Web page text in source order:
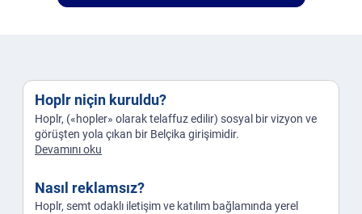
Hoplr niçin kuruldu?
Hoplr, («hopler» olarak telaffuz edilir) sosyal bir vizyon ve
görüşten yola çıkan bir Belçika girişimidir.
Devamını oku
Nasıl reklamsız?
Hoplr, semt odaklı iletişim ve katılım bağlamında yerel